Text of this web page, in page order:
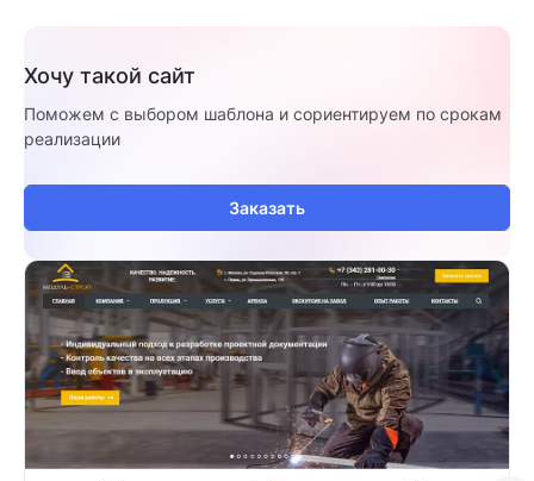
Хочу такой сайт
Поможем с выбором шаблона и сориентируем по срокам
реализации
Заказать